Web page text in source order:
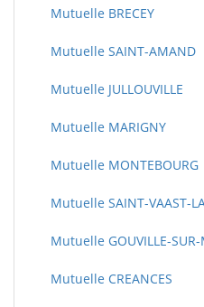
Mutuelle BRECEY
Mutuelle SAINT-AMAND
Mutuelle JULLOUVILLE
Mutuelle MARIGNY
Mutuelle MONTEBOURG
Mutuelle SAINT-VAAST-
Mutuelle GOUVILLE-SUR-
Mutuelle CREANCES